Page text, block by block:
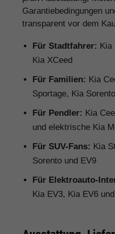
Garantiebedingungen
transparent vor dem
Für Stadtfahrer: Kia
Kia XCeed
Für Familien: Kia
Sportage, Kia
Für Pendler: Kia
und elektrische Kia
Für SUV-Fans: Kia
Sorento und EV9
Für Elektroauto-
Kia EV3, Kia EV6